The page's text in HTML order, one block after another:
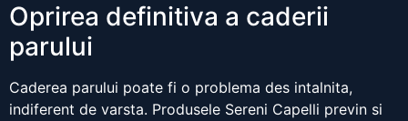
Oprirea definitiva a caderii
parului
Caderea parului poate fi o problema des intalnita,
indiferent de varsta. Produsele Sereni Capelli previn si